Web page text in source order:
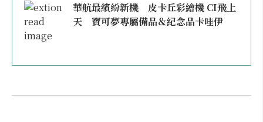
華航最繽紛新機 皮卡丘彩繪機 CI飛上
天 寶可夢專屬備品＆紀念品卡哇伊